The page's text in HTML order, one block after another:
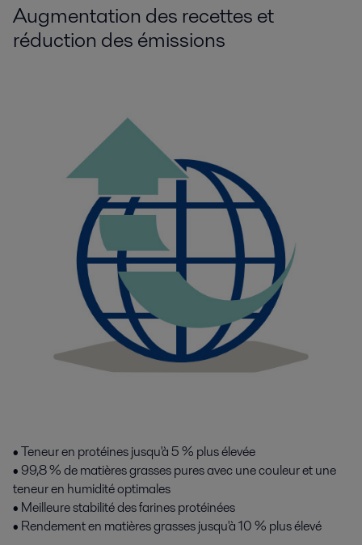
Augmentation des recettes et
réduction des émissions
• Teneur en protéines jusqu'à 5 % plus élevée
• 99,8 % de matières grasses pures avec une couleur et une
teneur en humidité optimales
• Meilleure stabilité des farines protéinées
• Rendement en matières grasses jusqu'à 10 % plus élevé